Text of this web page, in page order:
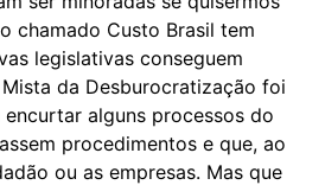
chamado Custo Brasil tem
legislativas conseguem
da Desburocratização foi
alguns processos do
procedimentos e que, ao
ou as empresas. Mas que